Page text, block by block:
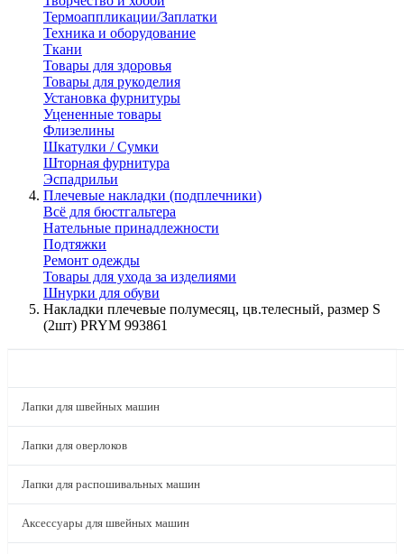
Термоаппликации/Заплатки
Техника и оборудование
Ткани
Товары для здоровья
Товары для рукоделия
Установка фурнитуры
Уцененные товары
Флизелины
Шкатулки / Сумки
Шторная фурнитура
Эспадрильи
Плечевые накладки (подплечники)
Всё для бюстгальтера
Нательные принадлежности
Подтяжки
Ремонт одежды
Товары для ухода за изделиями
Шнурки для обуви
Накладки плечевые полумесяц, цв.телесный, размер S
(2шт) PRYM 993861
Лапки для швейных машин
Лапки для оверлоков
Лапки для распошивальных машин
Аксессуары для швейных машин